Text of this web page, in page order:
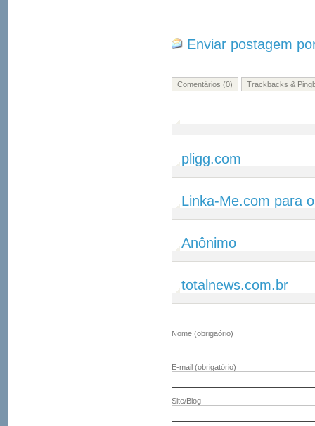
Enviar postagem
Comentários (0) Trackbacks &
pligg.com
Linka-Me.com para
Anônimo
totalnews.com.br
Nome (obrigaório)
E-mail (obrigatório)
Site/Blog